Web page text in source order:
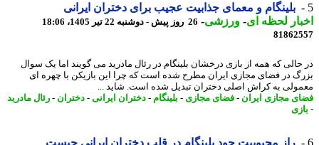
بلینگام و معمای جذابیت عجیب برای دختران ایرانی
لحظه ای- ورزشی-26 روز پیش - دوشنبه 22 تیر 1405، 18:06
که همه از بازی درخشان بلینگام در رئال مادرید می گویند اما یک سوال
در فضای مجازی ایران مطرح شده است که چرا این بازیکن با چهره ای
به کراش اصلی دختران تبدیل شده است. شاید ...
مجازی ایران - فضای مجازی- بلینگام-دختران ایرانی- دختران-
رئال مادرید
راز محبوبیت جود بلینگام در قلب دختران ایرانی چیست